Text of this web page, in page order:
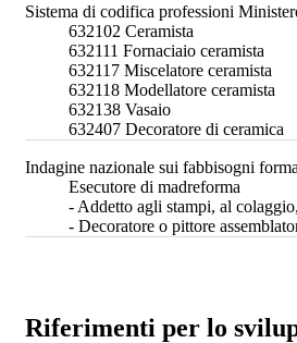
Sistema di codifica professioni
632102 Ceramista
632111 Fornaciaio ceramista
632117 Miscelatore ceramista
632118 Modellatore ceramista
632138 Vasaio
632407 Decoratore di ceramica
Indagine nazionale sui fabbisogni
Esecutore di madreforma
- Addetto agli stampi, al
- Decoratore o pittore
Riferimenti per lo